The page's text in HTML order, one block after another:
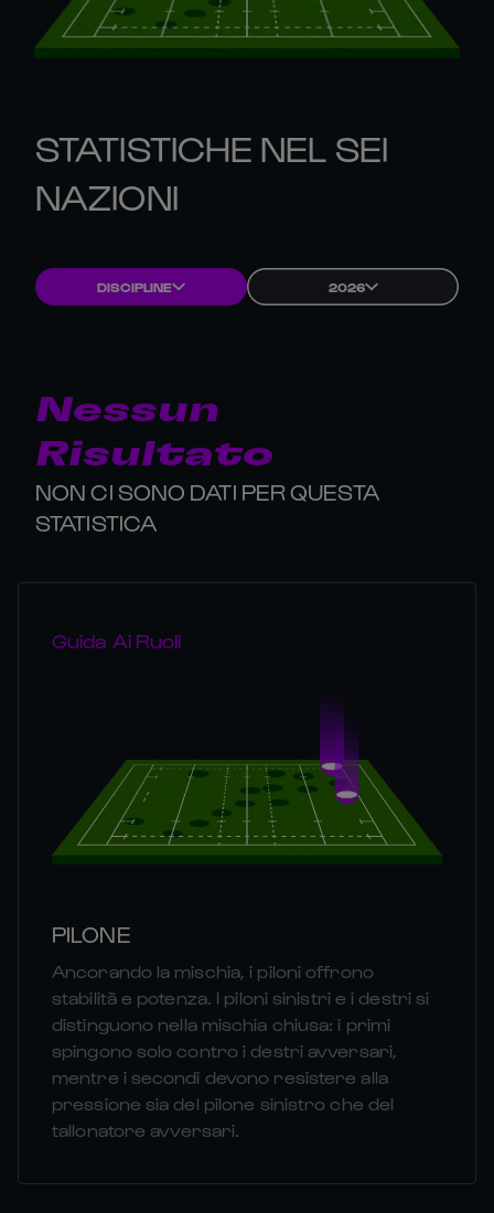
STATISTICHE NEL SEI
NAZIONI
DISCIPLINE 2026
Nessun
Risultato
NON CI SONO DATI PER QUESTA
STATISTICA
Guida Ai Ruoli
PILONE
Ancorando la mischia, i piloni offrono
stabilità e potenza. I piloni sinistri e i destri si
distinguono nella mischia chiusa: i primi
spingono solo contro i destri avversari,
mentre i secondi devono resistere alla
pressione sia del pilone sinistro che del
tallonatore avversari.